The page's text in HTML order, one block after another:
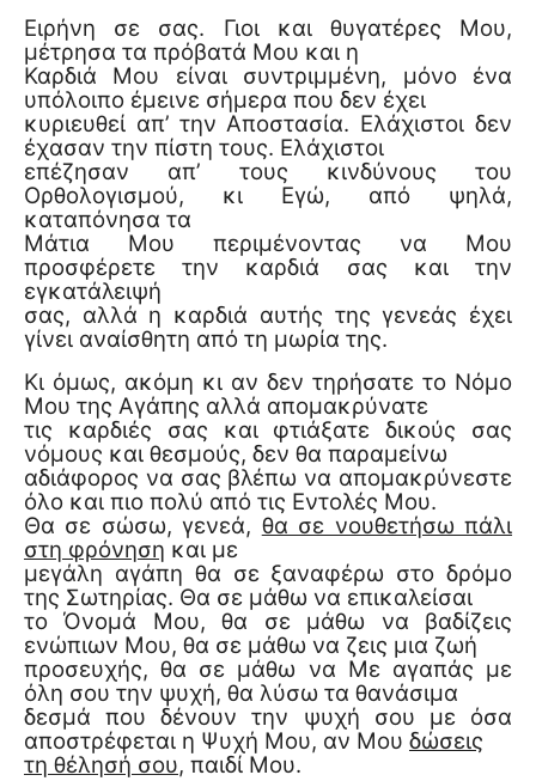
Ειρήνη σε σας. Γιοι και θυγατέρες Μου,
μέτρησα τα πρόβατά Μου και η
Καρδιά Μου είναι συντριμμένη, μόνο ένα
υπόλοιπο έμεινε σήμερα που δεν έχει
κυριευθεί απ’ την Αποστασία. Ελάχιστοι δεν
έχασαν την πίστη τους. Ελάχιστοι
επέζησαν απ’ τους κινδύνους του
Ορθολογισμού, κι Εγώ, από ψηλά,
καταπόνησα τα
Μάτια Μου περιμένοντας να Μου
προσφέρετε την καρδιά σας και την
εγκατάλειψή
σας, αλλά η καρδιά αυτής της γενεάς έχει
γίνει αναίσθητη από τη μωρία της.
Κι όμως, ακόμη κι αν δεν τηρήσατε το Νόμο
Μου της Αγάπης αλλά απομακρύνατε
τις καρδιές σας και φτιάξατε δικούς σας
νόμους και θεσμούς, δεν θα παραμείνω
αδιάφορος να σας βλέπω να απομακρύνεστε
όλο και πιο πολύ από τις Εντολές Μου.
Θα σε σώσω, γενεά, θα σε νουθετήσω πάλι
στη φρόνηση και με
μεγάλη αγάπη θα σε ξαναφέρω στο δρόμο
της Σωτηρίας. Θα σε μάθω να επικαλείσαι
το Όνομά Μου, θα σε μάθω να βαδίζεις
ενώπιων Μου, θα σε μάθω να ζεις μια ζωή
προσευχής, θα σε μάθω να Με αγαπάς με
όλη σου την ψυχή, θα λύσω τα θανάσιμα
δεσμά που δένουν την ψυχή σου με όσα
αποστρέφεται η Ψυχή Μου, αν Μου δώσεις
τη θέλησή σου, παιδί Μου.